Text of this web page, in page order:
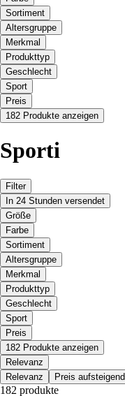
Sortiment
Altersgruppe
Merkmal
Produkttyp
Geschlecht
Sport
Preis
182 Produkte anzeigen
Sporti
Filter
In 24 Stunden versendet
Größe
Farbe
Sortiment
Altersgruppe
Merkmal
Produkttyp
Geschlecht
Sport
Preis
182 Produkte anzeigen
Relevanz
Relevanz
Preis aufsteigend
182 produkte